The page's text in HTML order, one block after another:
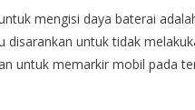
mengisi daya baterai
disarankan untuk tidak
untuk memarkir mobil pada